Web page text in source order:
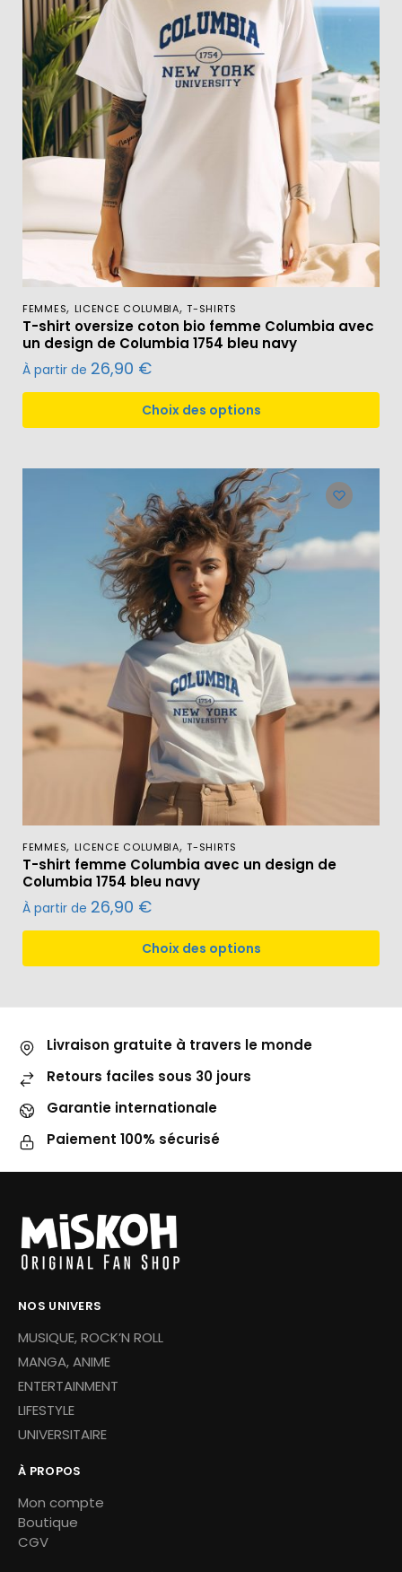
FEMMES, LICENCE COLUMBIA,T-SHIRTS
T-shirt oversize coton bio femme Columbia avec
un design de Columbia 1754 bleu navy
À partir de 26,90 €
Choix des options
FEMMES, LICENCE COLUMBIA,T-SHIRTS
T-shirt femme Columbia avec un design de
Columbia 1754 bleu navy
À partir de 26,90 €
Choix des options
Livraison gratuite à travers le monde
Retours faciles sous 30 jours
Garantie internationale
Paiement 100% sécurisé
NOS UNIVERS
MUSIQUE, ROCK’N ROLL
MANGA, ANIME
ENTERTAINMENT
LIFESTYLE
UNIVERSITAIRE
À PROPOS
Mon compte
Boutique
CGV